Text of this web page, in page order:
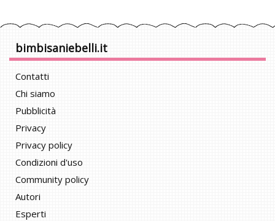
bimbisaniebelli.it
Contatti
Chi siamo
Pubblicità
Privacy
Privacy policy
Condizioni d'uso
Community policy
Autori
Esperti